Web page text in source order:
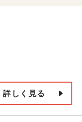
詳しく見る